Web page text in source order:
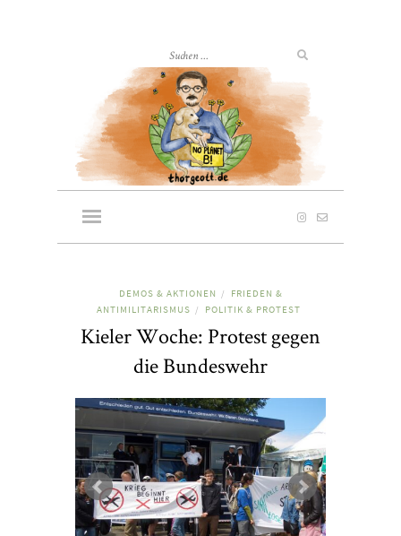
DEMOS & AKTIONEN /
FRIEDEN &
ANTIMILITARISMUS / POLITIK & PROTEST
Kieler Woche: Protest gegen
die Bundeswehr